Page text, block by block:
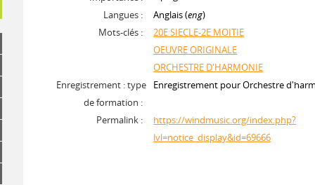
Langues :
Anglais (eng)
Mots-clés :
20E SIECLE-2E MOITIE
OEUVRE ORIGINALE
ORCHESTRE D'HARMONIE
Enregistrement : type
de formation :
Enregistrement pour Orchestre
Permalink :
https://windmusic.org/index.php?
lvl=notice_display&id=69666